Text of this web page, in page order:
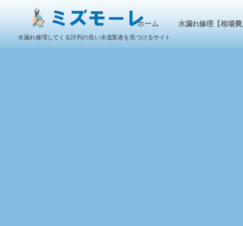
水漏れ修理してくる評判の良い水道業者を見つけるサイト
ホーム 水漏れ修理【相場費